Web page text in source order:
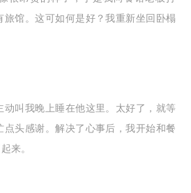
馆。这可如何是好？我重新坐回卧榻
动叫我晚上睡在他这里。太好了，就等
头感谢。解决了心事后，我开始和餐
来。